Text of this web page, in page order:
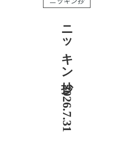
ニッキン抄 2026.7.31